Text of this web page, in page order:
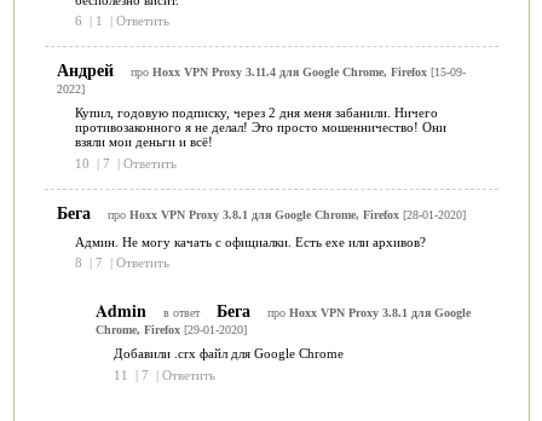
6
| 1 | Ответить
Андрей про Hoxx VPN Proxy 3.11.4 для Google Chrome, Firefox[15-09-
2022]
Купил, годовую подписку, через 2 дня меня забанили. Ничего
противозаконного я не делал! Это просто мошенничество! Они
взяли мои деньги и всё!
10
| 7 | Ответить
Бега про Hoxx VPN Proxy 3.8.1 для Google Chrome, Firefox[28-01-2020]
Админ. Не могу качать с официалки. Есть ехе или архивов?
8
| 7 | Ответить
Admin в ответ Бега про Hoxx VPN Proxy 3.8.1 для Google
Chrome, Firefox[29-01-2020]
Добавили .crx файл для Google Chrome
11
| 7 | Ответить